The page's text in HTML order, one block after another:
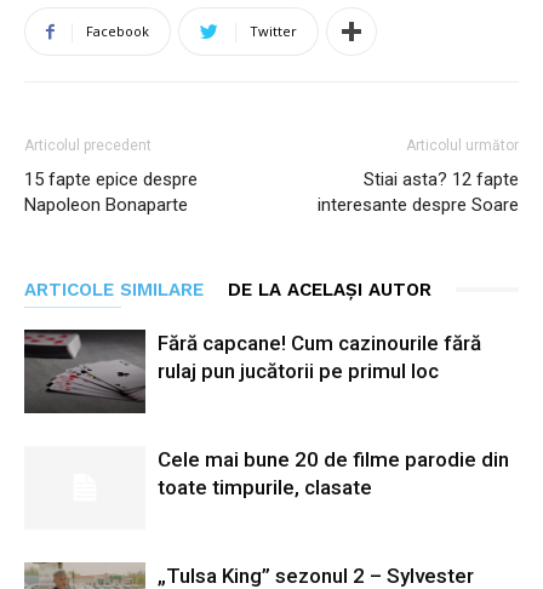
Facebook Twitter
Articolul precedent
15 fapte epice despre
Napoleon Bonaparte
Articolul următor
Stiai asta? 12 fapte
interesante despre Soare
ARTICOLE SIMILARE DE LA ACELAȘI AUTOR
Fără capcane! Cum cazinourile fără
rulaj pun jucătorii pe primul loc
Cele mai bune 20 de filme parodie din
toate timpurile, clasate
„Tulsa King” sezonul 2 – Sylvester